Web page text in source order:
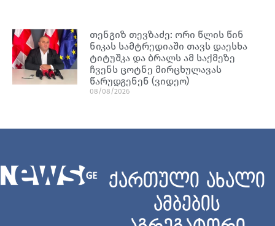
თენგიზ თევზაძე: ორი წლის წინ
ნიკას სამტრედიაში თავს დაესხა
ტიტუშკა და ბრალს ამ საქმეზე
ჩვენს ცოტნე მირცხულავას
წარუდგენენ (ვიდეო)
08/08/2026
ქართული ახალი
ამბების